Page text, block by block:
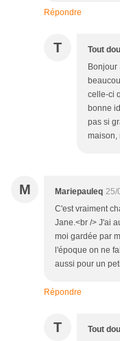
Répondre
T Tout
Bonjour
celle-ci
bonne
pas si
maison,
M Mariepauleq 25/
C'est vraiment
Jane.<br /> J'ai
moi gardée par
l'époque on ne
aussi pour un
Répondre
T Tout